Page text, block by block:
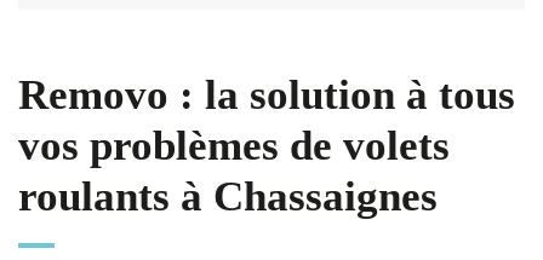
Removo : la solution à tous
vos problèmes de volets
roulants à Chassaignes